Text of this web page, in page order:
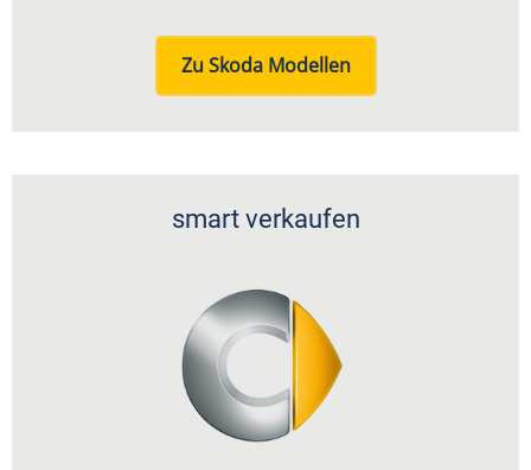
Zu Skoda Modellen
smart verkaufen